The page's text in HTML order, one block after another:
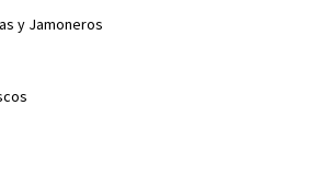
y Jamoneros